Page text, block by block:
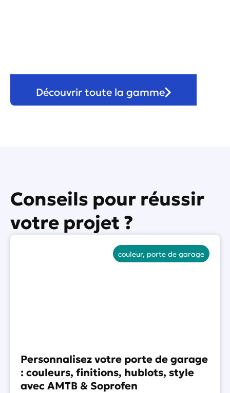
Découvrir toute la gamme
Conseils pour réussir
votre projet ?
couleur, porte de garage
Personnalisez votre porte de garage
: couleurs, finitions, hublots, style
avec AMTB & Soprofen